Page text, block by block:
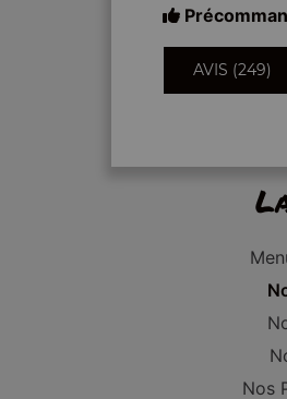
AVIS (249)
Nos